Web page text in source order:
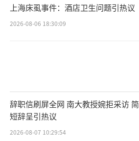
上海床虱事件：酒店卫生问题引热议
2026-08-06 18:30:09
辞职信刷屏全网 南大教授婉拒采访 简
短辞呈引热议
2026-08-07 10:29:54